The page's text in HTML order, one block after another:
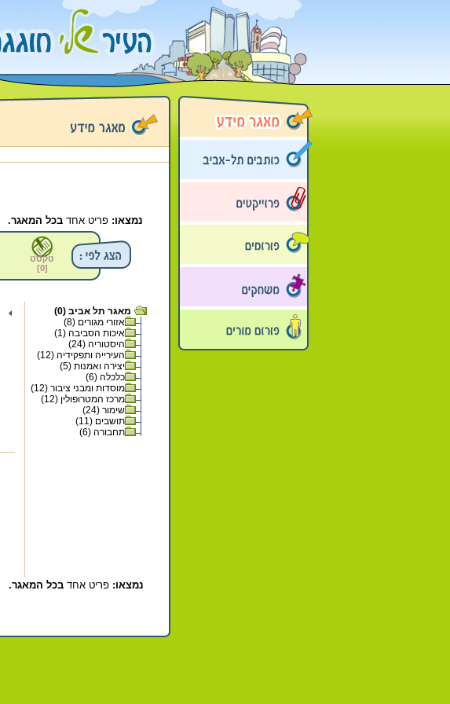
נמצאו: פריט אחד בכל המאגר.
טקסט
[
0
]
מאגר תל אביב (0)
אזורי מגורים (8)
איכות הסביבה (1)
היסטוריה (24)
העירייה ותפקידיה (12)
יצירה ואמנות (5)
כלכלה (6)
מוסדות ומבני ציבור (12)
מרכז המטרופולין (12)
שימור (24)
תושבים (11)
תחבורה (6)
נמצאו: פריט אחד בכל המאגר.